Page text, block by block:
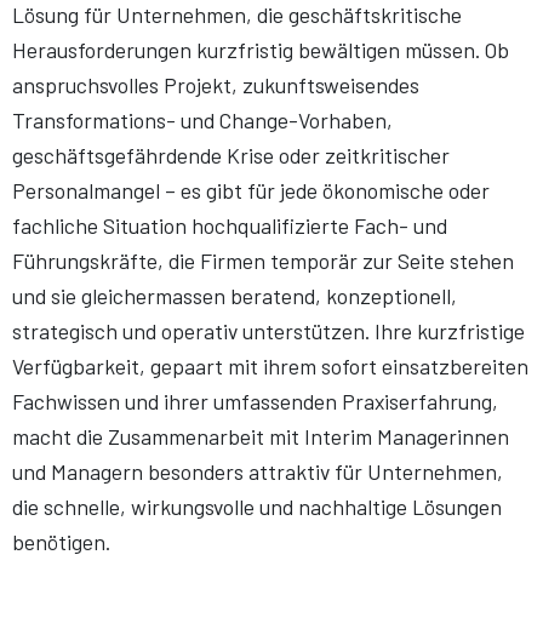
Lösung für Unternehmen, die geschäftskritische
Herausforderungen kurzfristig bewältigen müssen. Ob
anspruchsvolles Projekt, zukunftsweisendes
Transformations- und Change-Vorhaben,
geschäftsgefährdende Krise oder zeitkritischer
Personalmangel – es gibt für jede ökonomische oder
fachliche Situation hochqualifizierte Fach- und
Führungskräfte, die Firmen temporär zur Seite stehen
und sie gleichermassen beratend, konzeptionell,
strategisch und operativ unterstützen. Ihre kurzfristige
Verfügbarkeit, gepaart mit ihrem sofort einsatzbereiten
Fachwissen und ihrer umfassenden Praxiserfahrung,
macht die Zusammenarbeit mit Interim Managerinnen
und Managern besonders attraktiv für Unternehmen,
die schnelle, wirkungsvolle und nachhaltige Lösungen
benötigen.